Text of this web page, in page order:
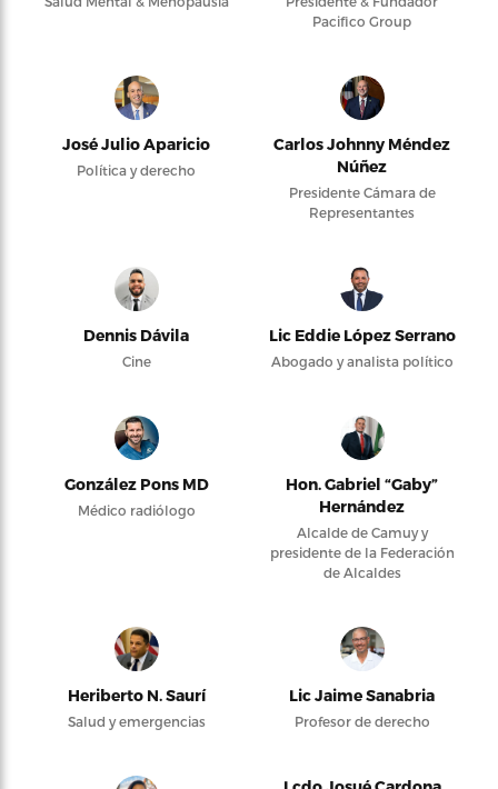
Pacifico Group
José Julio Aparicio
Política y derecho
Carlos Johnny Méndez
Núñez
Presidente Cámara de
Representantes
Dennis Dávila
Cine
Lic Eddie López Serrano
Abogado y analista político
González Pons MD
Médico radiólogo
Hon. Gabriel “Gaby”
Hernández
Alcalde de Camuy y
presidente de la Federación
de Alcaldes
Heriberto N. Saurí
Salud y emergencias
Lic Jaime Sanabria
Profesor de derecho